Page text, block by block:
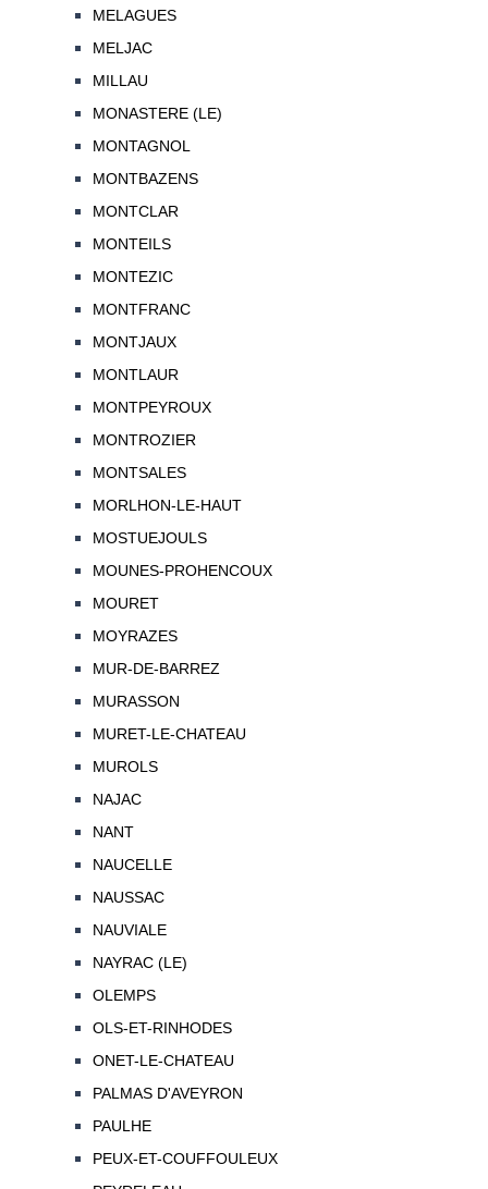
MELAGUES
MELJAC
MILLAU
MONASTERE (LE)
MONTAGNOL
MONTBAZENS
MONTCLAR
MONTEILS
MONTEZIC
MONTFRANC
MONTJAUX
MONTLAUR
MONTPEYROUX
MONTROZIER
MONTSALES
MORLHON-LE-HAUT
MOSTUEJOULS
MOUNES-PROHENCOUX
MOURET
MOYRAZES
MUR-DE-BARREZ
MURASSON
MURET-LE-CHATEAU
MUROLS
NAJAC
NANT
NAUCELLE
NAUSSAC
NAUVIALE
NAYRAC (LE)
OLEMPS
OLS-ET-RINHODES
ONET-LE-CHATEAU
PALMAS D'AVEYRON
PAULHE
PEUX-ET-COUFFOULEUX